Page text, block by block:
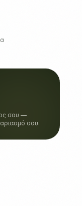
σου —
σου.